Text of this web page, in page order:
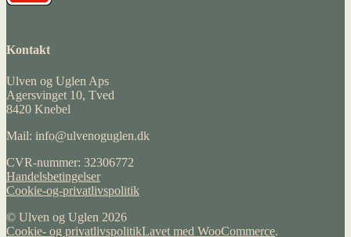
Kontakt
Ulven og Uglen Aps
Agersvinget 10, Tved
8420 Knebel
Mail: info@ulvenoguglen.dk
CVR-nummer: 32306772
Handelsbetingelser
Cookie-og-privatlivspolitik
© Ulven og Uglen 2026
Cookie- og privatlivspolitikLavet med WooCommerce.